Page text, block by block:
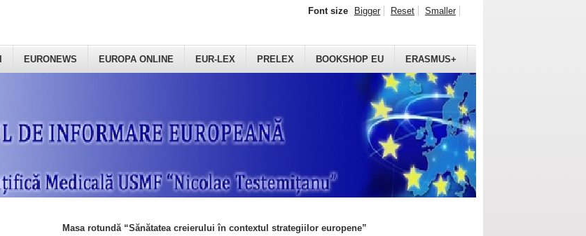
EURONEWS EUROPA ONLINE EUR-LEX PRELEX BOOKSHOP EU ERASMUS+
Font size Bigger Reset Smaller
Masa rotundă “Sănătatea creierului în contextul strategiilor europene”